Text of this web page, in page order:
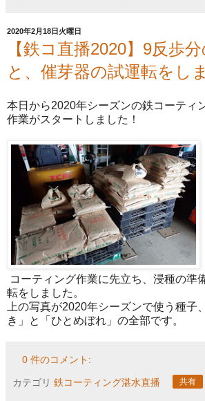
2020年2月18日火曜日
【鉄コ直播2020】9反歩
と、催芽器の試運転をし
本日から2020年シーズンの鉄コーティ
作業がスタートしました！
コーティング作業に先立ち、浸種の準
転をしました。
上の写真が2020年シーズンで使う種子
き」と「ひとめぼれ」の全部です。
0 件のコメント:
カテゴリ 鉄コーティング湛水直播 共有